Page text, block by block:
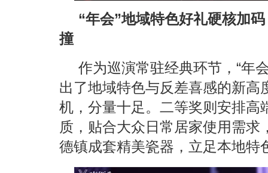
“年会”地域特色好礼硬核加
撞
作为巡演常驻经典环节，“年
出了地域特色与反差喜感的新高
机，分量十足。二等奖则安排高
质，贴合大众日常居家使用需
德镇成套精美瓷器，立足本地特